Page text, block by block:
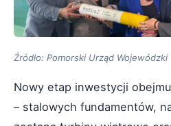
Źródło: Pomorski Urząd Wojewódzki
Nowy etap inwestycji
– stalowych fundamentów,